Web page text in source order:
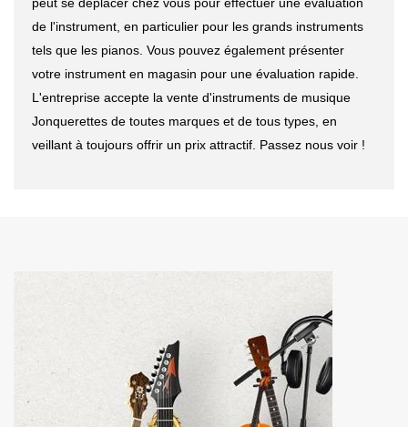
de l'instrument, en particulier pour les grands instruments
tels que les pianos. Vous pouvez également présenter
votre instrument en magasin pour une évaluation rapide.
L'entreprise accepte la vente d'instruments de musique
Jonquerettes de toutes marques et de tous types, en
veillant à toujours offrir un prix attractif. Passez nous voir !